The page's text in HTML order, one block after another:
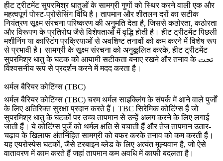
हीट ट्रीटमेंटसुपरमिश्र धातुओं के सामग्री गुणों को स्थिर करने वाली एक और
महत्वपूर्ण पोस्ट-प्रोसेसिंग विधि है। तापमान और शीतलन दरों का सटीक
नियंत्रण सूक्ष्म संरचना परिष्करण की अनुमति देता है, जिससे कठोरता, कठोरता
और विरूपण के प्रतिरोध जैसे विशेषताओं में वृद्धि होती है। हीट ट्रीटमेंट पिछली
मशीनिंग या कास्टिंग प्रक्रियाओं से अवशिष्ट तनावों को कम करने में विशेष रूप
से प्रभावी है। सामग्री के सूक्ष्म संरचना को अनुकूलित करके, हीट ट्रीटमेंट
सुपरमिश्र धातु के घटक को आयामी सटीकता बनाए रखने और तनाव के تحت
विश्वसनीय रूप से प्रदर्शन करने में मदद करता है।
थर्मल बैरियर कोटिंग्स (TBC)
थर्मल बैरियर कोटिंग्स (TBC)चरम थर्मल साइक्लिंग के संपर्क में आने वाले पुर्जों
के लिए अतिरिक्त सुरक्षा प्रदान करते हैं। TBC सिरेमिक कोटिंग्स हैं जो
सुपरमिश्र धातु के घटकों पर उच्च तापमान से उन्हें अलग करने के लिए लगाई
जाती हैं। ये कोटिंग्स पुर्जे को थर्मल क्षति से बचाती हैं और तेज तापमान उतार-
चढ़ाव के खिलाफ अंतर्निहित सामग्री को बफर करके तनाव को कम करती हैं।
यह एयरोस्पेस घटकों, जैसे टरबाइन ब्लेड के लिए अत्यंत मूल्यवान है, जो ऐसे
वातावरण में काम करते हैं जहां तापमान कम अवधि में काफी बदलता है।